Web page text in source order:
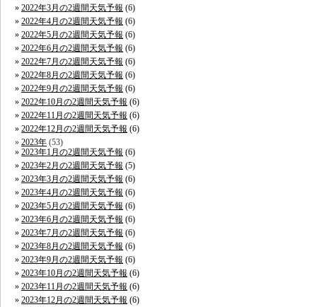
2022年3月の2週間天気予報 (6)
2022年4月の2週間天気予報 (6)
2022年5月の2週間天気予報 (6)
2022年6月の2週間天気予報 (6)
2022年7月の2週間天気予報 (6)
2022年8月の2週間天気予報 (6)
2022年9月の2週間天気予報 (6)
2022年10月の2週間天気予報 (6)
2022年11月の2週間天気予報 (6)
2022年12月の2週間天気予報 (6)
2023年 (53)
2023年1月の2週間天気予報 (6)
2023年2月の2週間天気予報 (5)
2023年3月の2週間天気予報 (6)
2023年4月の2週間天気予報 (6)
2023年5月の2週間天気予報 (6)
2023年6月の2週間天気予報 (6)
2023年7月の2週間天気予報 (6)
2023年8月の2週間天気予報 (6)
2023年9月の2週間天気予報 (6)
2023年10月の2週間天気予報 (6)
2023年11月の2週間天気予報 (6)
2023年12月の2週間天気予報 (6)